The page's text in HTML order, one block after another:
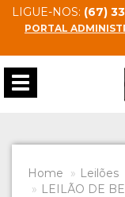
LIGUE-NOS: (67)
PORTAL
Toggle
navigation
Home
Leilões
LEILÃO DE